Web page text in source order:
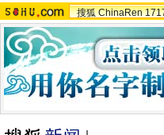
搜狐 ChinaRen